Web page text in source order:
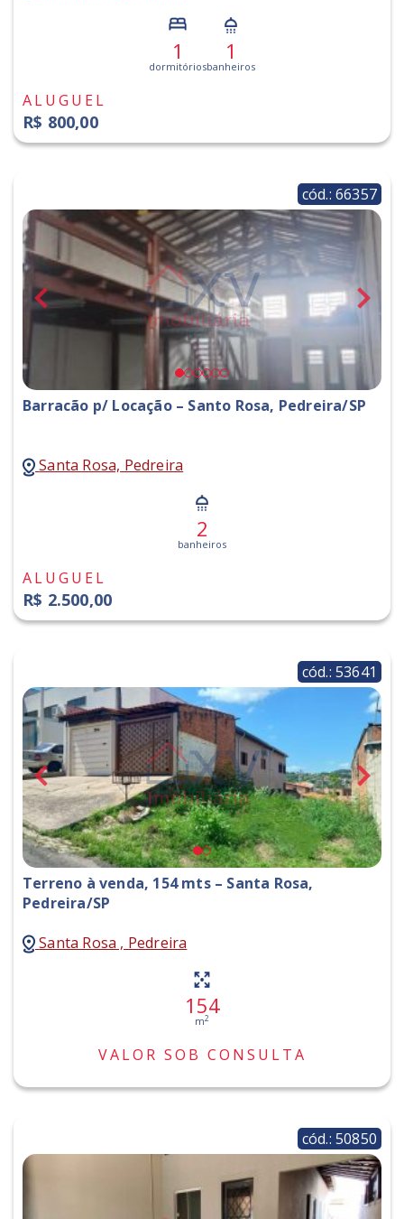
1
dormitórios
1
banheiros
ALUGUEL
R$ 800,00
cód.: 66357
Barracão p/ Locação – Santo Rosa, Pedreira/SP
Santa Rosa, Pedreira
2
banheiros
ALUGUEL
R$ 2.500,00
cód.: 53641
Terreno à venda, 154 mts – Santa Rosa,
Pedreira/SP
Santa Rosa , Pedreira
154
m2
VALOR SOB CONSULTA
cód.: 50850